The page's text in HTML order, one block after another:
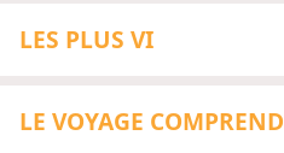
LES PLUS VI
LE VOYAGE COMPREND